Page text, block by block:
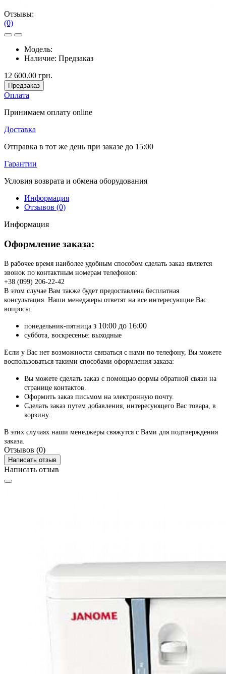
Отзывы:
(0)
Модель:
Наличие: Предзаказ
12 600.00 грн.
Предзаказ
Оплата
Принимаем оплату online
Доставка
Отправка в тот же день при заказе до 15:00
Гарантии
Условия возврата и обмена оборудования
Информация
Отзывов (0)
Информация
Оформление заказа:
В рабочее время наиболее удобным способом сделать заказ является
звонок по контактным номерам телефонов:
+38 (099) 206-22-42
В этом случае Вам также будет предоставлена бесплатная
консультация. Наши менеджеры ответят на все интересующие Вас
вопросы.
понедельник-пятница з 10:00 до 16:00
суббота, воскресенье: выходные
Если у Вас нет возможности связаться с нами по телефону, Вы можете
воспользоваться такими способами оформления заказа:
Вы можете сделать заказ с помощью формы обратной связи на
странице контактов.
Оформить заказ письмом на электронную почту.
Сделать заказ путем добавления, интересующего Вас товара, в
корзину.
В этих случаях наши менеджеры свяжутся с Вами для подтверждения
заказа.
Отзывов (0)
Написать отзыв
Написать отзыв